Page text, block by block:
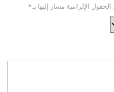
الحقول الإلزامية مشار إليها بـ*